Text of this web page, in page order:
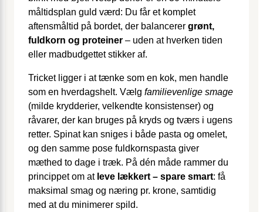
måltidsplan guld værd: Du får et komplet
aftensmåltid på bordet, der balancerer grønt,
fuldkorn og proteiner – uden at hverken tiden
eller madbudgettet stikker af.
Tricket ligger i at tænke som en kok, men handle
som en hverdagshelt. Vælg familievenlige smage
(milde krydderier, velkendte konsistenser) og
råvarer, der kan bruges på kryds og tværs i ugens
retter. Spinat kan sniges i både pasta og omelet,
og den samme pose fuldkorns­pasta giver
mæthed to dage i træk. På dén måde rammer du
princippet om at leve lækkert – spare smart: få
maksimal smag og næring pr. krone, samtidig
med at du minimerer spild.